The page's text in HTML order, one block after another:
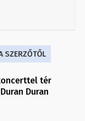
SZERZŐTŐL
tér
Duran